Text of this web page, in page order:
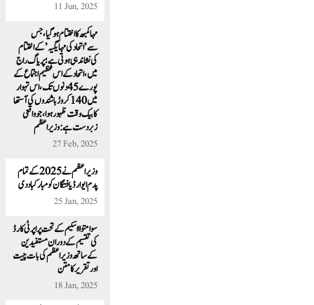
11 Jun, 2025
مہا کمبھ کا اختتام ہو گیا ، جس
سے’اتحاد کی مہا یگیہ’ کے اختتام
کی نشاندہی ہوتی ہے؛ پریاگ راج
میں، اتحاد کے اس عظیم اجتماع کے
پورے 45 دنوں تک،اس تہوار
میں 140 کروڑ باشندوں کی آستھا
کا بیک وقت ظہور ہوا ، جو واقعی
زبردست ہے:وزیراعظم
27 Feb, 2025
وزیر اعظم نے 2025 کے تمام
پدم ایوارڈ یافتگان کو مبارکباد دی
25 Jan, 2025
سوامتواا اسکیم کے تحت پراپرٹی کارڈ
کی تقسیم کے دوران مستفیدین
کے ساتھ وزیر اعظم کی بات چیت
اور تقریر کا متن
18 Jan, 2025